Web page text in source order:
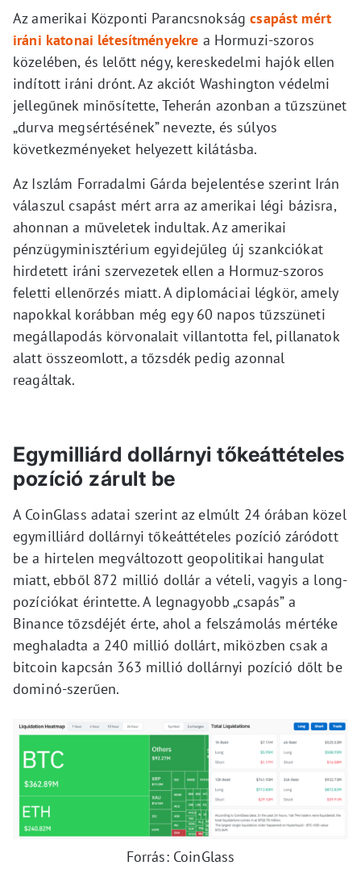
Az amerikai Központi Parancsnokságcsapást mért
iráni katonai létesítményekre a Hormuzi-szoros
közelében, és lelőtt négy, kereskedelmi hajók ellen
indított iráni drónt. Az akciót Washington védelmi
jellegűnek minősítette, Teherán azonban a tűzszünet
„durva megsértésének” nevezte, és súlyos
következményeket helyezett kilátásba.
Az Iszlám Forradalmi Gárda bejelentése szerint Irán
válaszul csapást mért arra az amerikai légi bázisra,
ahonnan a műveletek indultak. Az amerikai
pénzügyminisztérium egyidejűleg új szankciókat
hirdetett iráni szervezetek ellen a Hormuz-szoros
feletti ellenőrzés miatt. A diplomáciai légkör, amely
napokkal korábban még egy 60 napos tűzszüneti
megállapodás körvonalait villantotta fel, pillanatok
alatt összeomlott, a tőzsdék pedig azonnal
reagáltak.
Egymilliárd dollárnyi tőkeáttételes
pozíció zárult be
A CoinGlass adatai szerint az elmúlt 24 órában közel
egymilliárd dollárnyi tőkeáttételes pozíció záródott
be a hirtelen megváltozott geopolitikai hangulat
miatt, ebből 872 millió dollár a vételi, vagyis a long-
pozíciókat érintette. A legnagyobb „csapás” a
Binance tőzsdéjét érte, ahol a felszámolás mértéke
meghaladta a 240 millió dollárt, miközben csak a
bitcoin kapcsán 363 millió dollárnyi pozíció dőlt be
dominó-szerűen.
Forrás: CoinGlass